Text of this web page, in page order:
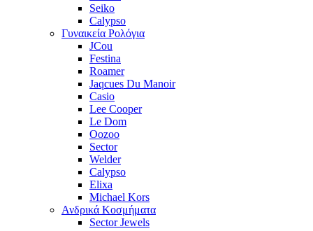
Seiko
Calypso
Γυναικεία Ρολόγια
JCou
Festina
Roamer
Jaqcues Du Manoir
Casio
Lee Cooper
Le Dom
Oozoo
Sector
Welder
Calypso
Elixa
Michael Kors
Ανδρικά Κοσμήματα
Sector Jewels